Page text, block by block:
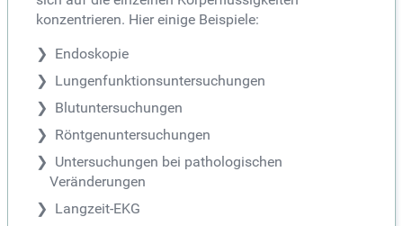
konzentrieren. Hier einige Beispiele:
Endoskopie
Lungenfunktionsuntersuchungen
Blutuntersuchungen
Röntgenuntersuchungen
Untersuchungen bei pathologischen
Veränderungen
Langzeit-EKG